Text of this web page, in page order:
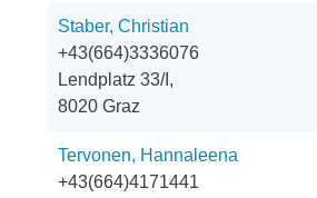
Staber, Christian
+43(664)3336076
Lendplatz 33/I,
8020 Graz
Tervonen, Hannaleena
+43(664)4171441